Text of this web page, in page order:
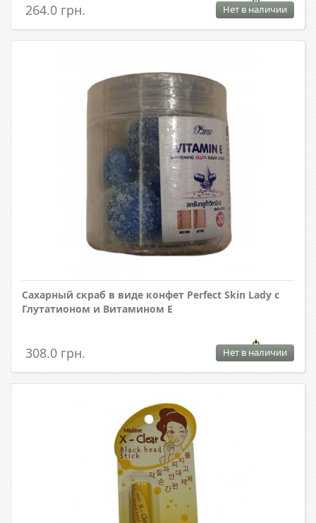
264.0 грн. Нет в наличии
Сахарный скраб в виде конфет Perfect Skin Lady с
Глутатионом и Витамином Е
308.0 грн. Нет в наличии